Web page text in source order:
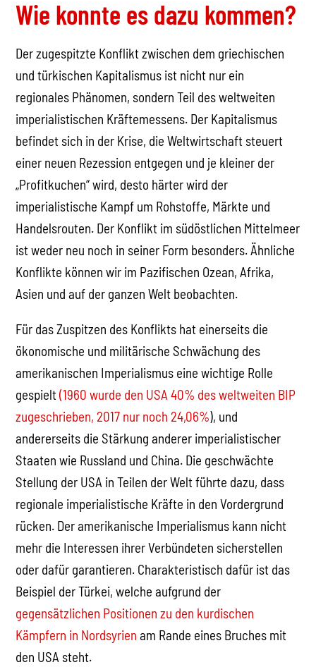
Wie konnte es dazu kommen?
Der zugespitzte Konflikt zwischen dem griechischen
und türkischen Kapitalismus ist nicht nur ein
regionales Phänomen, sondern Teil des weltweiten
imperialistischen Kräftemessens. Der Kapitalismus
befindet sich in der Krise, die Weltwirtschaft steuert
einer neuen Rezession entgegen und je kleiner der
„Profitkuchen“ wird, desto härter wird der
imperialistische Kampf um Rohstoffe, Märkte und
Handelsrouten. Der Konflikt im südöstlichen Mittelmeer
ist weder neu noch in seiner Form besonders. Ähnliche
Konflikte können wir im Pazifischen Ozean, Afrika,
Asien und auf der ganzen Welt beobachten.
Für das Zuspitzen des Konflikts hat einerseits die
ökonomische und militärische Schwächung des
amerikanischen Imperialismus eine wichtige Rolle
gespielt(1960 wurde den USA 40% des weltweiten BIP
zugeschrieben, 2017 nur noch 24,06%), und
andererseits die Stärkung anderer imperialistischer
Staaten wie Russland und China. Die geschwächte
Stellung der USA in Teilen der Welt führte dazu, dass
regionale imperialistische Kräfte in den Vordergrund
rücken. Der amerikanische Imperialismus kann nicht
mehr die Interessen ihrer Verbündeten sicherstellen
oder dafür garantieren. Charakteristisch dafür ist das
Beispiel der Türkei, welche aufgrund der
gegensätzlichen Positionen zu den kurdischen
Kämpfern in Nordsyrien am Rande eines Bruches mit
den USA steht.